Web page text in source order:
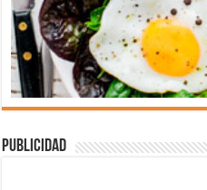
Publicidad